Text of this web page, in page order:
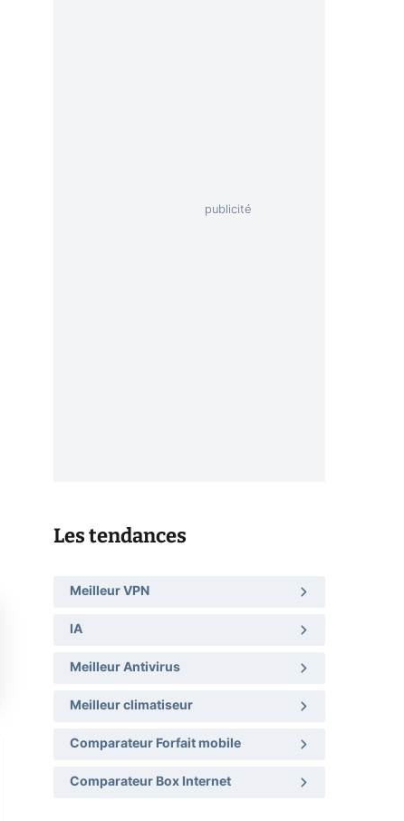
Les tendances
Meilleur VPN
IA
Meilleur Antivirus
Meilleur climatiseur
Comparateur Forfait mobile
Comparateur Box Internet